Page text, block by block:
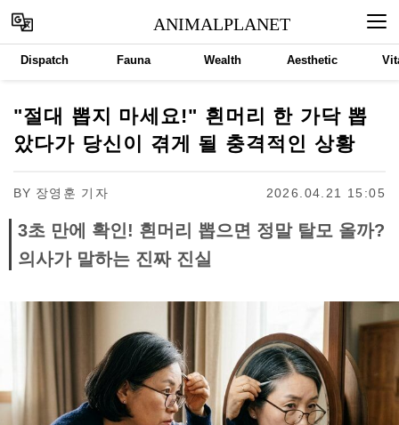
ANIMALPLANET
Dispatch Fauna Wealth Aesthetic
"절대 뽑지 마세요!" 흰머리 한 가닥 뽑
았다가 당신이 겪게 될 충격적인 상황
BY 장영훈 기자 2026.04.21 15:05
3초 만에 확인! 흰머리 뽑으면 정말 탈모 올까?
의사가 말하는 진짜 진실